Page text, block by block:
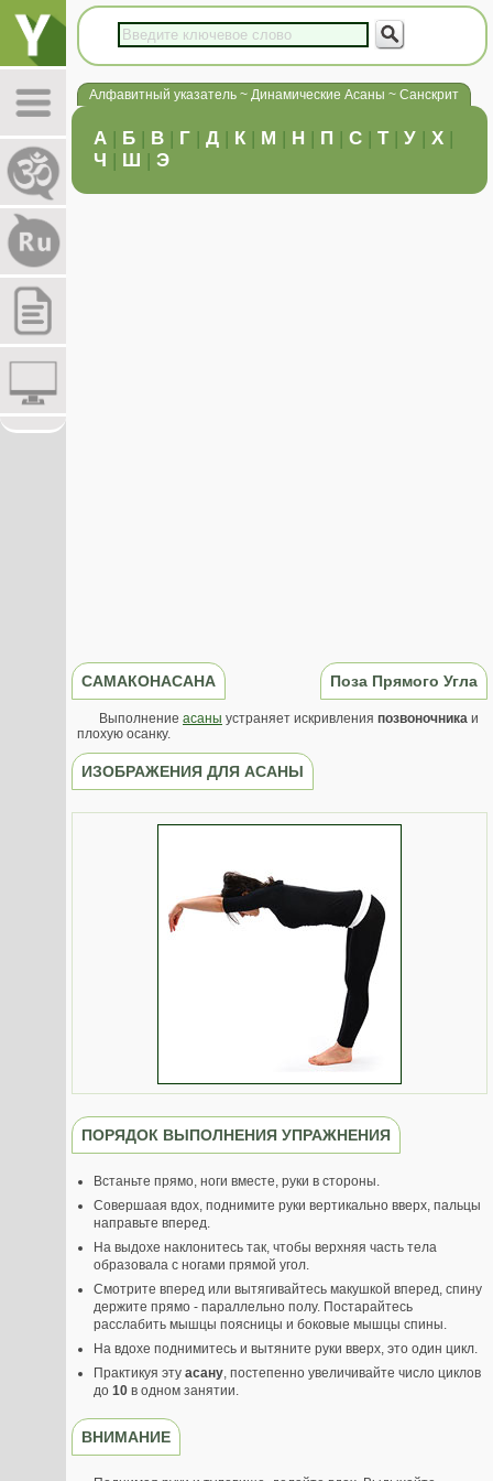
Алфавитный указатель ~ Динамические Асаны ~ Санскрит
А | Б | В | Г | Д | К | М | Н | П | С | Т| У | Х |
Ч | Ш | Э
САМАКОНАСАНА Поза Прямого Угла
Выполнение асаны устраняет искривления позвоночника и
плохую осанку.
ИЗОБРАЖЕНИЯ ДЛЯ АСАНЫ
ПОРЯДОК ВЫПОЛНЕНИЯ УПРАЖНЕНИЯ
Встаньте прямо, ноги вместе, руки в стороны.
Совершаая вдох, поднимите руки вертикально вверх, пальцы
направьте вперед.
На выдохе наклонитесь так, чтобы верхняя часть тела
образовала с ногами прямой угол.
Смотрите вперед или вытягивайтесь макушкой вперед, спину
держите прямо - параллельно полу. Постарайтесь
расслабить мышцы поясницы и боковые мышцы спины.
На вдохе поднимитесь и вытяните руки вверх, это один цикл.
Практикуя эту асану, постепенно увеличивайте число циклов
до 10 в одном занятии.
ВНИМАНИЕ